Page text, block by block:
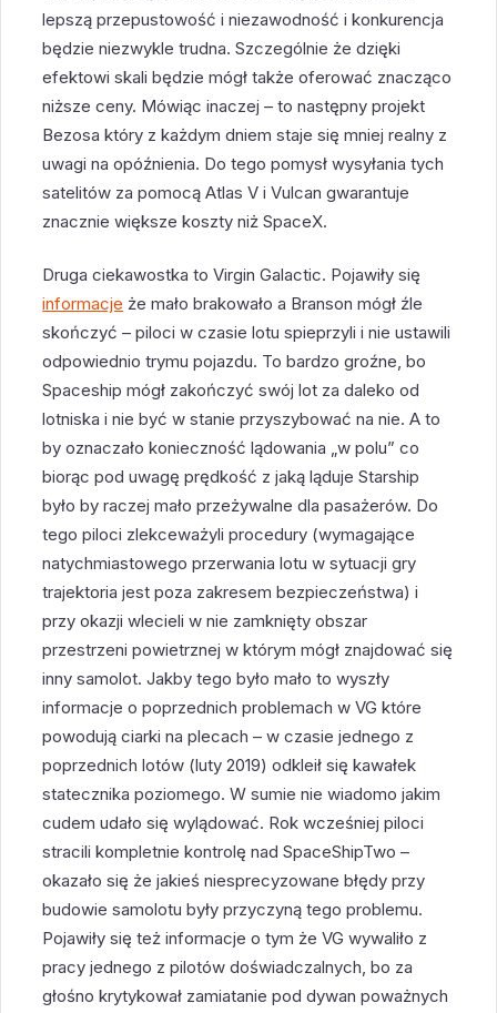
lepszą przepustowość i niezawodność i konkurencja
będzie niezwykle trudna. Szczególnie że dzięki
efektowi skali będzie mógł także oferować znacząco
niższe ceny. Mówiąc inaczej – to następny projekt
Bezosa który z każdym dniem staje się mniej realny z
uwagi na opóźnienia. Do tego pomysł wysyłania tych
satelitów za pomocą Atlas V i Vulcan gwarantuje
znacznie większe koszty niż SpaceX.
Druga ciekawostka to Virgin Galactic. Pojawiły się
informacje że mało brakowało a Branson mógł źle
skończyć – piloci w czasie lotu spieprzyli i nie ustawili
odpowiednio trymu pojazdu. To bardzo groźne, bo
Spaceship mógł zakończyć swój lot za daleko od
lotniska i nie być w stanie przyszybować na nie. A to
by oznaczało konieczność lądowania „w polu” co
biorąc pod uwagę prędkość z jaką ląduje Starship
było by raczej mało przeżywalne dla pasażerów. Do
tego piloci zlekceważyli procedury (wymagające
natychmiastowego przerwania lotu w sytuacji gry
trajektoria jest poza zakresem bezpieczeństwa) i
przy okazji wlecieli w nie zamknięty obszar
przestrzeni powietrznej w którym mógł znajdować się
inny samolot. Jakby tego było mało to wyszły
informacje o poprzednich problemach w VG które
powodują ciarki na plecach – w czasie jednego z
poprzednich lotów (luty 2019) odkleił się kawałek
statecznika poziomego. W sumie nie wiadomo jakim
cudem udało się wylądować. Rok wcześniej piloci
stracili kompletnie kontrolę nad SpaceShipTwo –
okazało się że jakieś niesprecyzowane błędy przy
budowie samolotu były przyczyną tego problemu.
Pojawiły się też informacje o tym że VG wywaliło z
pracy jednego z pilotów doświadczalnych, bo za
głośno krytykował zamiatanie pod dywan poważnych